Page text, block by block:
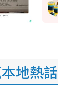
地熱話